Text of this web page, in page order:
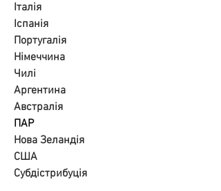
Італія
Іспанія
Португалія
Німеччина
Чилі
Аргентина
Австралія
ПАР
Нова Зеландія
США
Субдістрибуція